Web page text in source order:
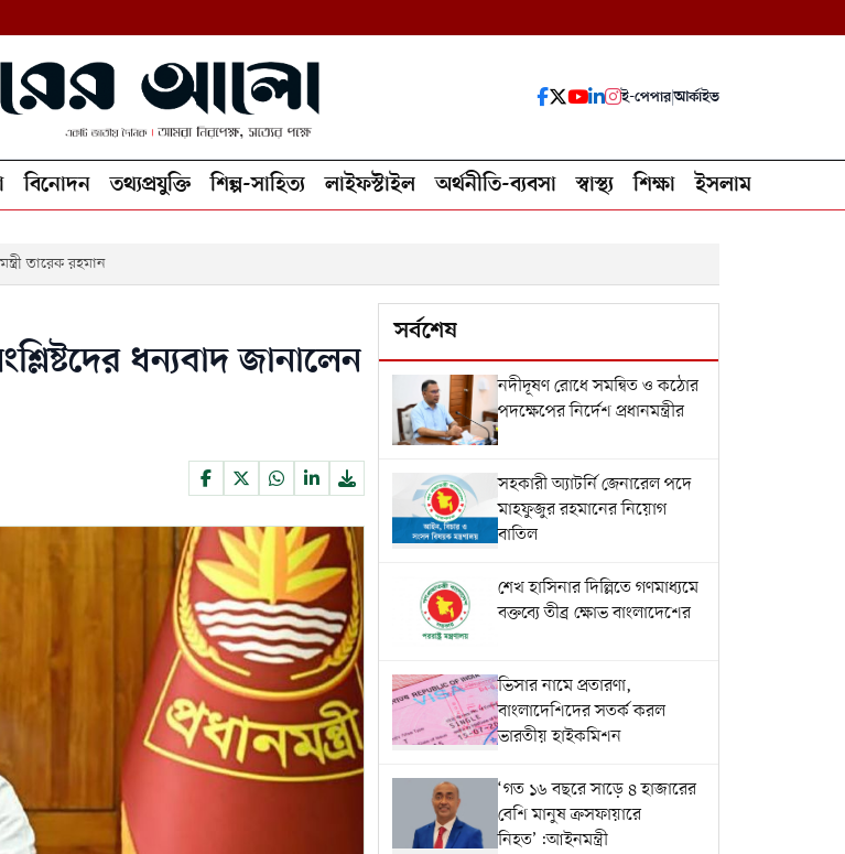
ই-পেপার|আর্কাইভ
বিনোদন তথ্যপ্রযুক্তি শিল্প-সাহিত্য লাইফস্টাইল অর্থনীতি-ব্যবসা স্বাস্থ্য শিক্ষা ইসলাম
তারেক রহমান
ধন্যবাদ জানালেন
সর্বশেষ
নদীদূষণ রোধে সমন্বিত ও কঠোর
পদক্ষেপের নির্দেশ প্রধানমন্ত্রীর
সহকারী অ্যাটর্নি জেনারেল পদে
মাহফুজুর রহমানের নিয়োগ
বাতিল
শেখ হাসিনার দিল্লিতে গণমাধ্যমে
বক্তব্যে তীব্র ক্ষোভ বাংলাদেশের
ভিসার নামে প্রতারণা,
বাংলাদেশিদের সতর্ক করল
ভারতীয় হাইকমিশন
‘গত ১৬ বছরে সাড়ে ৪ হাজারের
বেশি মানুষ ক্রসফায়ারে
নিহত’:আইনমন্ত্রী